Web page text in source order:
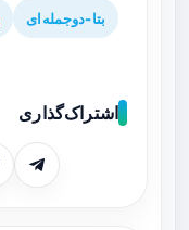
بتا-دوجمله‌ای
اشتراک‌گذاری